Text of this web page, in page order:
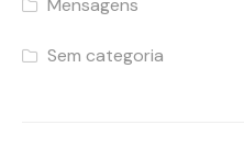
Mensagens
Sem categoria